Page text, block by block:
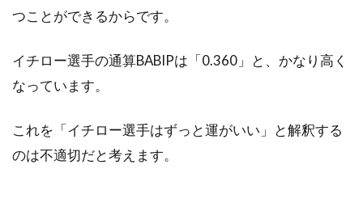
つことができるからです。
イチロー選手の通算BABIPは「0.360」と、かなり高く
なっています。
これを「イチロー選手はずっと運がいい」と解釈する
のは不適切だと考えます。